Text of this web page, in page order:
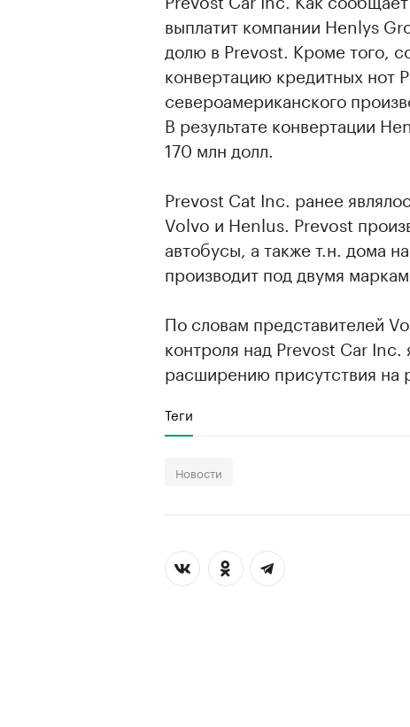
выплатит компании Henlys
долю в Prevost. Кроме того,
конвертацию кредитных нот
североамериканского
В результате конвертации
170 млн долл.
Prevost Cat Inc. ранее
Volvo и Henlus. Prevost
автобусы, а также т.н. дома
производит под двумя
По словам представителей
контроля над Prevost Car Inc.
расширению присутствия
Теги
Новости